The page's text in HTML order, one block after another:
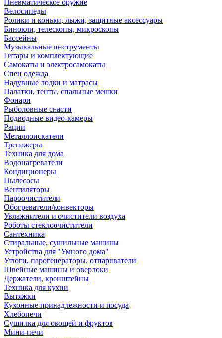
Пневматическое оружие
Велосипеды
Ролики и коньки, лыжи, защитные аксессуары
Бинокли, телескопы, микроскопы
Бассейны
Музыкальные инструменты
Гитары и комплектующие
Самокаты и электросамокаты
Спец одежда
Надувные лодки и матрасы
Палатки, тенты, спальные мешки
Фонари
Рыболовные снасти
Подводные видео-камеры
Рации
Металлоискатели
Тренажеры
Техника для дома
Водонагреватели
Кондиционеры
Пылесосы
Вентиляторы
Пароочистители
Обогреватели/конвекторы
Увлажнители и очистители воздуха
Роботы стеклоочистители
Сантехника
Стиральные, сушильные машины
Устройства для "Умного дома"
Утюги, парогенераторы, отпариватели
Швейные машины и оверлоки
Держатели, кронштейны
Техника для кухни
Вытяжки
Кухонные принадлежности и посуда
Хлебопечи
Сушилка для овощей и фруктов
Мини-печи